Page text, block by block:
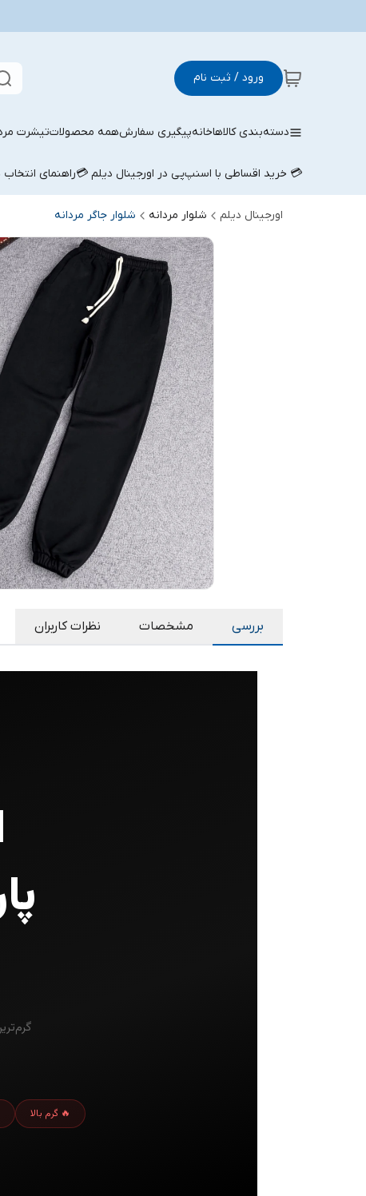
ورود / ثبت نام
دسته‌بندی کالاهاخانهپیگیری سفارشهمه محصولاتتیشرت
💳 خرید اقساطی با اسنپ‌پی در اورجینال دیلم 💳راهنمای
اورجینال دیلم شلوار مردانه شلوار جاگر مردانه
بررسی مشخصات نظرات کاربران
🔥 گرم بالا